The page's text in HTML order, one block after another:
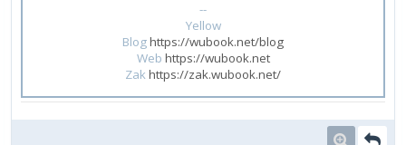
--
Yellow
Bloghttps://wubook.net/blog
Web https://wubook.net
Zakhttps://zak.wubook.net/